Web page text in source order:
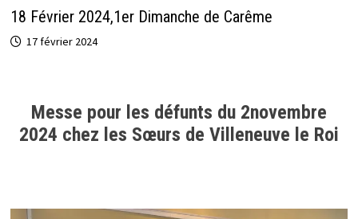
18 Février 2024,1er Dimanche de Carême
17 février 2024
Messe pour les défunts du 2novembre
2024 chez les Sœurs de Villeneuve le Roi